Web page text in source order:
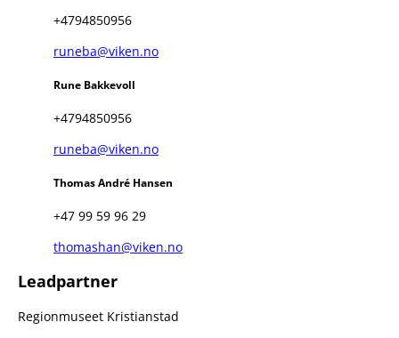
+4794850956
runeba@viken.no
Rune Bakkevoll
+4794850956
runeba@viken.no
Thomas André Hansen
+47 99 59 96 29
thomashan@viken.no
Leadpartner
Regionmuseet Kristianstad